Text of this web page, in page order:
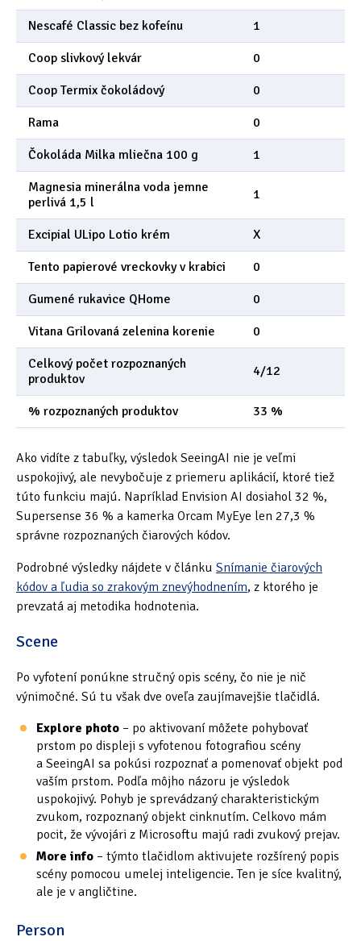
Nescafé Classic bez kofeínu
1
Coop slivkový lekvár
0
Coop Termix čokoládový
0
Rama
0
Čokoláda Milka mliečna 100 g
1
Magnesia minerálna voda jemne
perlivá 1,5 l
1
Excipial ULipo Lotio krém
X
Tento papierové vreckovky v krabici
0
Gumené rukavice QHome
0
Vitana Grilovaná zelenina korenie
0
Celkový počet rozpoznaných
produktov
4/12
% rozpoznaných produktov 33 %
Ako vidíte z tabuľky, výsledok SeeingAI nie je veľmi
uspokojivý, ale nevybočuje z priemeru aplikácií, ktoré tiež
túto funkciu majú. Napríklad Envision AI dosiahol 32 %,
Supersense 36 % a kamerka Orcam MyEye len 27,3 %
správne rozpoznaných čiarových kódov.
Podrobné výsledky nájdete v článku Snímanie čiarových
kódov a ľudia so zrakovým znevýhodnením, z ktorého je
prevzatá aj metodika hodnotenia.
Scene
Po vyfotení ponúkne stručný opis scény, čo nie je nič
výnimočné. Sú tu však dve oveľa zaujímavejšie tlačidlá.
Explore photo – po aktivovaní môžete pohybovať
prstom po displeji s vyfotenou fotografiou scény
a SeeingAI sa pokúsi rozpoznať a pomenovať objekt pod
vaším prstom. Podľa môjho názoru je výsledok
uspokojivý. Pohyb je sprevádzaný charakteristickým
zvukom, rozpoznaný objekt cinknutím. Celkovo mám
pocit, že vývojári z Microsoftu majú radi zvukový prejav.
More info – týmto tlačidlom aktivujete rozšírený popis
scény pomocou umelej inteligencie. Ten je síce kvalitný,
ale je v angličtine.
Person